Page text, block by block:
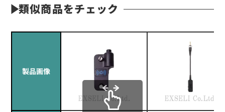
類似商品をチェック
製品画像